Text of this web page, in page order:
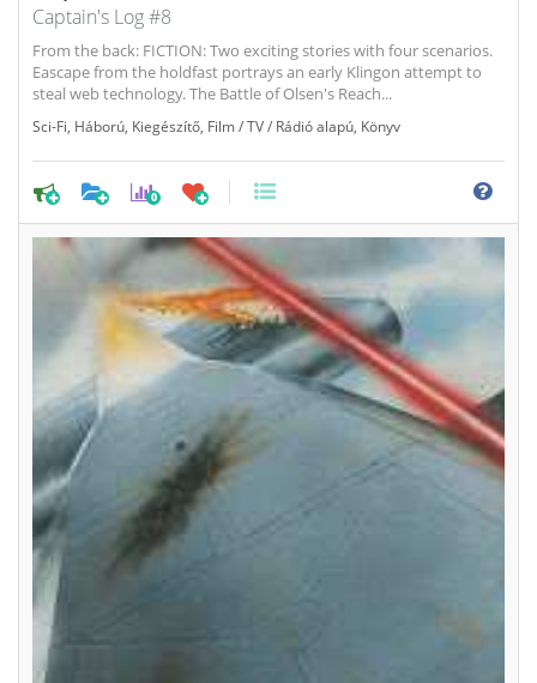
Captain's Log #8
From the back: FICTION: Two exciting stories with four scenarios.
Eascape from the holdfast portrays an early Klingon attempt to
steal web technology. The Battle of Olsen's Reach...
Sci-Fi Háború Kiegészítő Film / TV / Rádió alapú Könyv
0